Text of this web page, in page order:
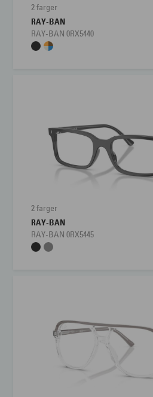
2 farger
RAY-BAN
RAY-BAN 0RX5440
2 farger
RAY-BAN
RAY-BAN 0RX5445